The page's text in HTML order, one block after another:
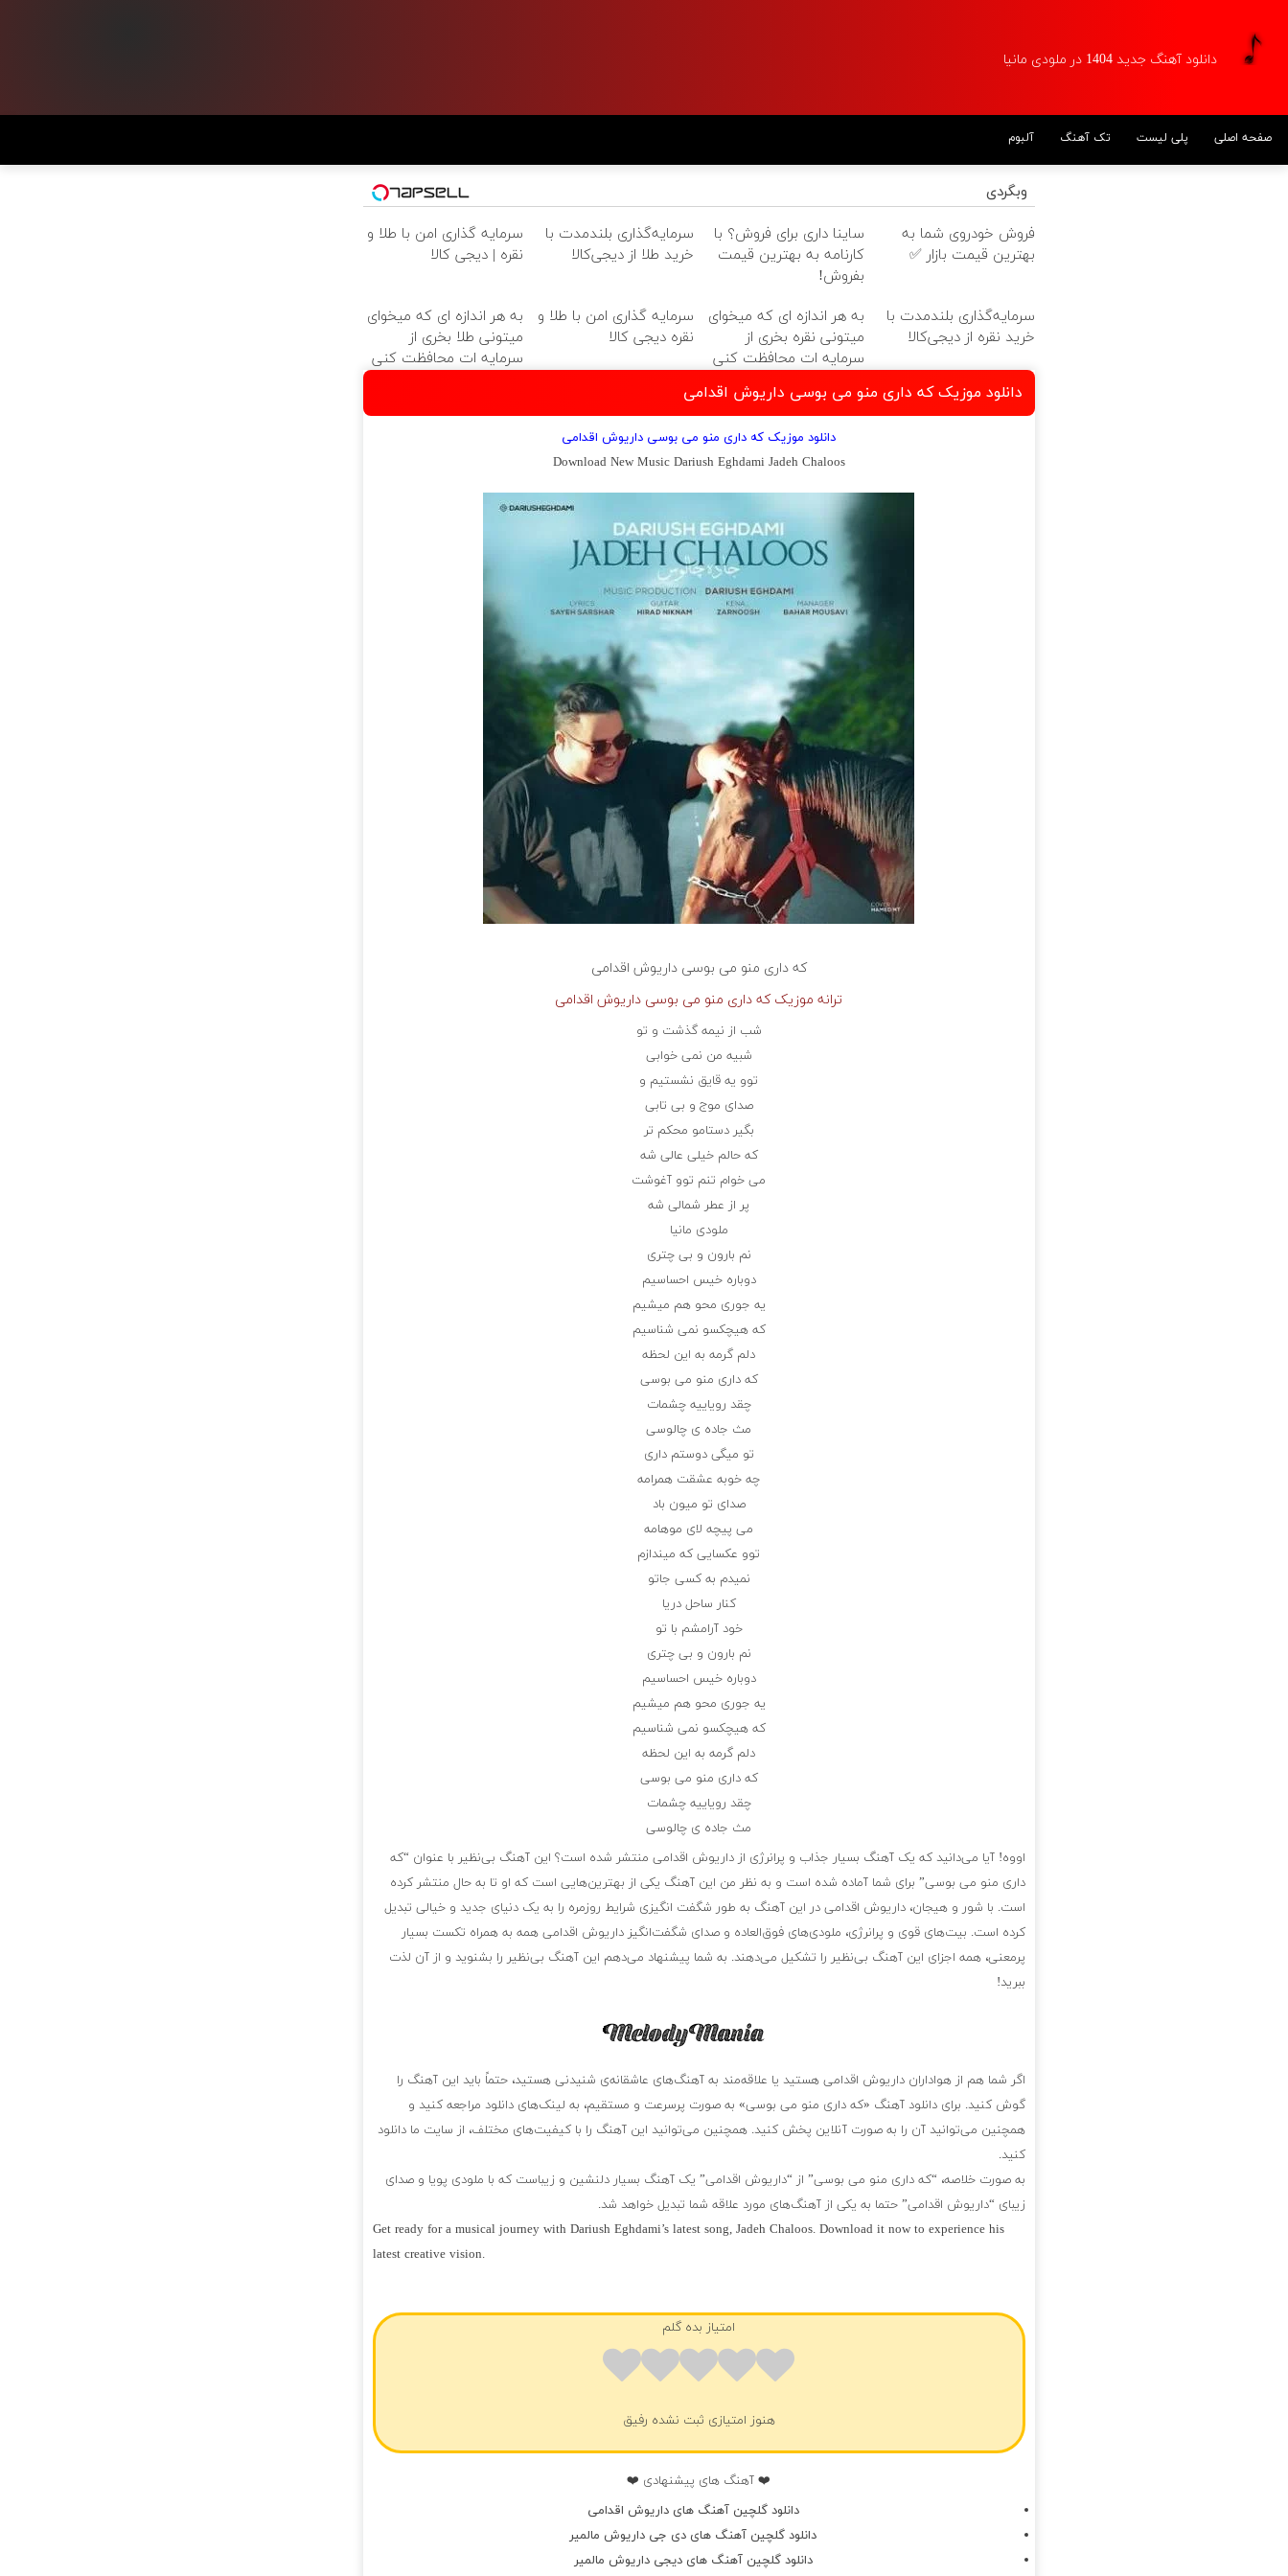
دانلود آهنگ جدید 1404 در ملودی مانیا
صفحه اصلی پلی لیست تک آهنگ آلبوم
وبگردی
فروش خودروی شما به
بهترین قیمت بازار ✅
ساینا داری برای فروش؟ با
کارنامه به بهترین قیمت
بفروش!
سرمایه‌گذاری بلندمدت با
خرید طلا از دیجی‌کالا
سرمایه گذاری امن با طلا و
نقره | دیجی کالا
سرمایه‌گذاری بلندمدت با
خرید نقره از دیجی‌کالا
به هر اندازه ای که میخوای
میتونی نقره بخری از
سرمایه ات محافظت کنی
سرمایه گذاری امن با طلا و
نقره دیجی کالا
به هر اندازه ای که میخوای
میتونی طلا بخری از
سرمایه ات محافظت کنی
دانلود موزیک که داری منو می بوسی داریوش اقدامی
دانلود موزیک که داری منو می بوسی داریوش اقدامی
Download New Music Dariush Eghdami Jadeh Chaloos
که داری منو می بوسی داریوش اقدامی
ترانه موزیک که داری منو می بوسی داریوش اقدامی
شب از نیمه گذشت و تو
شبیه من نمی خوابی
توو یه قایق نشستیم و
صدای موج و بی تابی
بگیر دستامو محکم تر
که حالم خیلی عالی شه
می خوام تنم توو آغوشت
پر از عطر شمالی شه
ملودی مانیا
نم بارون و بی چتری
دوباره خیس احساسیم
یه جوری محو هم میشیم
که هیچکسو نمی شناسیم
دلم گرمه به این لحظه
که داری منو می بوسی
چقد رویاییه چشمات
مث جاده ی چالوسی
تو میگی دوستم داری
چه خوبه عشقت همرامه
صدای تو میون باد
می پیچه لای موهامه
توو عکسایی که میندازم
نمیدم به کسی جاتو
کنار ساحل دریا
خود آرامشم با تو
نم بارون و بی چتری
دوباره خیس احساسیم
یه جوری محو هم میشیم
که هیچکسو نمی شناسیم
دلم گرمه به این لحظه
که داری منو می بوسی
چقد رویاییه چشمات
مث جاده ی چالوسی
اووه! آیا می‌دانید که یک آهنگ بسیار جذاب و پرانرژی از داریوش اقدامی منتشر شده است؟ این آهنگ بی‌نظیر با عنوان “که
داری منو می بوسی” برای شما آماده شده است و به نظر من این آهنگ یکی از بهترین‌هایی است که او تا به حال منتشر کرده
است. با شور و هیجان، داریوش اقدامی در این آهنگ به طور شگفت انگیزی شرایط روزمره را به یک دنیای جدید و خیالی تبدیل
کرده است. بیت‌های قوی و پرانرژی، ملودی‌های فوق‌العاده و صدای شگفت‌انگیز داریوش اقدامی همه به همراه تکست بسیار
پرمعنی، همه اجزای این آهنگ بی‌نظیر را تشکیل می‌دهند. به شما پیشنهاد می‌دهم این آهنگ بی‌نظیر را بشنوید و از آن لذت
ببرید!
اگر شما هم از هواداران داریوش اقدامی هستید یا علاقه‌مند به آهنگ‌های عاشقانه‌ی شنیدنی هستید، حتماً باید این آهنگ را
گوش کنید. برای دانلود آهنگ «که داری منو می بوسی» به صورت پرسرعت و مستقیم، به لینک‌های دانلود مراجعه کنید و
همچنین می‌توانید آن را به صورت آنلاین پخش کنید. همچنین می‌توانید این آهنگ را با کیفیت‌های مختلف، از سایت ما دانلود
کنید.
به صورت خلاصه، “که داری منو می بوسی” از “داریوش اقدامی” یک آهنگ بسیار دلنشین و زیباست که با ملودی پویا و صدای
زیبای “داریوش اقدامی” حتما به یکی از آهنگ‌های مورد علاقه شما تبدیل خواهد شد.
Get ready for a musical journey with Dariush Eghdami’s latest song, Jadeh Chaloos. Download it now to experience his
latest creative vision.
امتیاز بده گلم
هنوز امتیازی ثبت نشده رفیق
❤️ آهنگ های پیشنهادی ❤️
دانلود گلچین آهنگ های داریوش اقدامی
دانلود گلچین آهنگ های دی جی داریوش مالمیر
دانلود گلچین آهنگ های دیجی داریوش مالمیر